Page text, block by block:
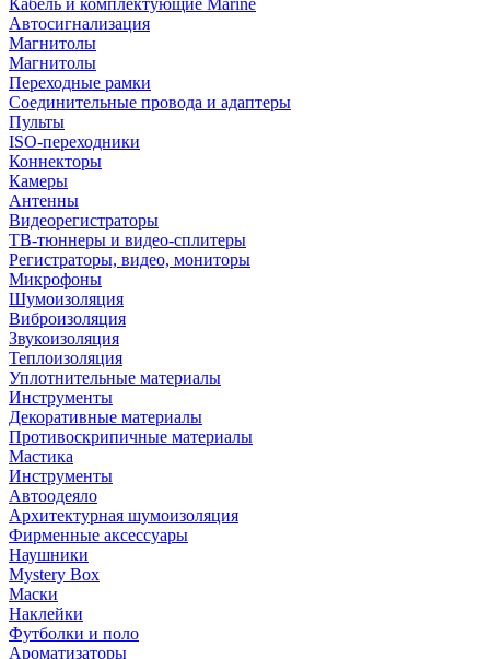
Кабель и комплектующие Marine
Автосигнализация
Магнитолы
Магнитолы
Переходные рамки
Соединительные провода и адаптеры
Пульты
ISO-переходники
Коннекторы
Камеры
Антенны
Видеорегистраторы
ТВ-тюннеры и видео-сплитеры
Регистраторы, видео, мониторы
Микрофоны
Шумоизоляция
Виброизоляция
Звукоизоляция
Теплоизоляция
Уплотнительные материалы
Инструменты
Декоративные материалы
Противоскрипичные материалы
Мастика
Инструменты
Автоодеяло
Архитектурная шумоизоляция
Фирменные аксессуары
Наушники
Mystery Box
Маски
Наклейки
Футболки и поло
Ароматизаторы